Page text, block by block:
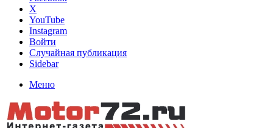
X
YouTube
Instagram
Войти
Случайная публикация
Sidebar
Меню